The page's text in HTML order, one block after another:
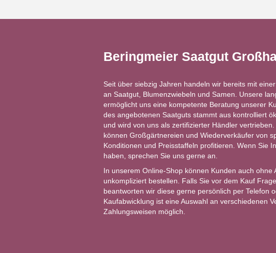
Beringmeier Saatgut
Seit über siebzig Jahren handeln wir bereits mit
an Saatgut, Blumenzwiebeln und Samen. Unsere
ermöglicht uns eine kompetente Beratung unserer
des angebotenen Saatguts stammt aus kontrolliert
und wird von uns als zertifizierter Händler
können Großgärtnereien und Wiederverkäufer von
Konditionen und Preisstaffeln profitieren. Wenn Sie
haben, sprechen Sie uns gerne an.
In unserem Online-Shop können Kunden auch ohne
unkompliziert bestellen. Falls Sie vor dem Kauf
beantworten wir diese gerne persönlich per Telefon
Kaufabwicklung ist eine Auswahl an verschiedenen
Zahlungsweisen möglich.